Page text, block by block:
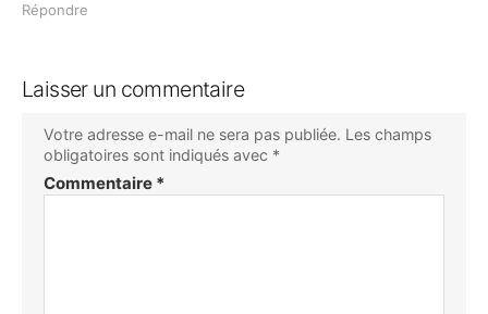
Répondre
Laisser un commentaire
Votre adresse e-mail ne sera pas publiée. Les champs
obligatoires sont indiqués avec *
Commentaire *